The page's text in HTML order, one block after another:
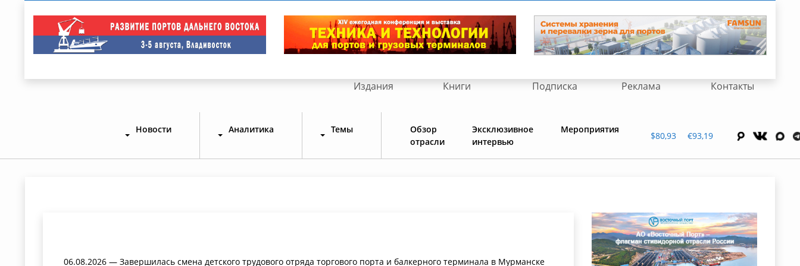
Издания Книги Подписка Реклама Контакты
Новости Аналитика Темы
Обзор
отрасли
Эксклюзивное
интервью
Мероприятия
$80,93 €93,19
06.08.2026 — Завершилась смена детского трудового отряда торгового порта и балкерного терминала в Мурманске